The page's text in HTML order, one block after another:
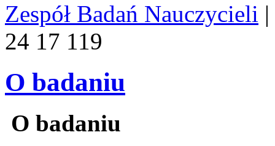
Zespół Badań Nauczycieli
24 17 119
O badaniu
O badaniu